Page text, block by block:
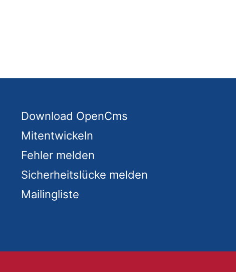
Download OpenCms
Mitentwickeln
Fehler melden
Sicherheitslücke melden
Mailingliste